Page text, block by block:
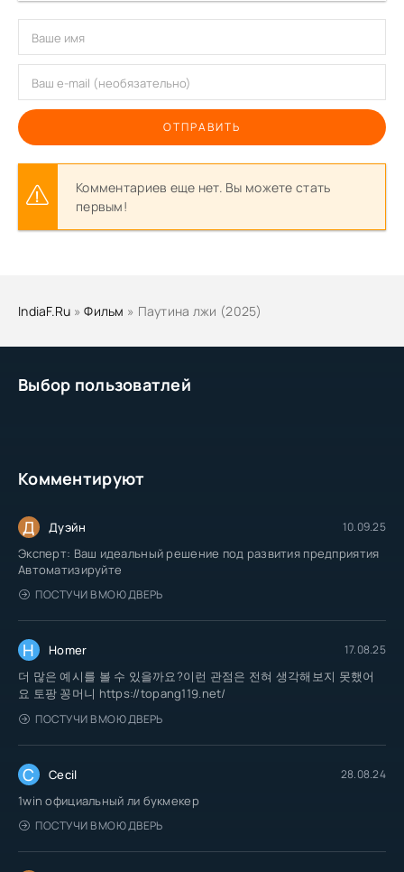
Выбор пользоватлей
Комментируют
Д Дуэйн 10.09.25
Эксперт: Ваш идеальный решение под развития предприятия
Автоматизируйте
ПОСТУЧИ В МОЮ ДВЕРЬ
H Homer 17.08.25
더 많은 예시를 볼 수 있을까요?이런 관점은 전혀 생각해보지 못했어
요 토팡 꽁머니 https://topang119.net/
ПОСТУЧИ В МОЮ ДВЕРЬ
C Cecil 28.08.24
1win официальный ли букмекер
ПОСТУЧИ В МОЮ ДВЕРЬ
ОТПРАВИТЬ
Комментариев еще нет. Вы можете стать
первым!
IndiaF.Ru »Фильм » Паутина лжи (2025)